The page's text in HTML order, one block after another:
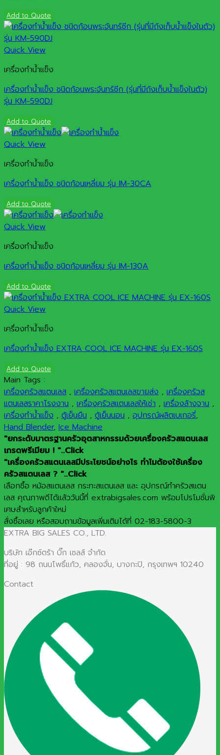
Add to Quote
Quick View
เครื่องทำน้ำแข็ง
เครื่องทำน้ำแข็ง ชนิดก้อนพระจันทร์ซีก (รุ่นที่มีถังเก็บน้ำแข็งในตัว)
รุ่น KM-590DJ
Add to Quote
Quick View
เครื่องทำน้ำแข็ง
เครื่องทำน้ำแข็ง ชนิดก้อนเหลี่ยม รุ่น IM-30CA
Add to Quote
Quick View
เครื่องทำน้ำแข็ง
เครื่องทำน้ำแข็ง ชนิดก้อนเหลี่ยม รุ่น IM-130A
Add to Quote
Quick View
เครื่องทำน้ำแข็ง
เครื่องทำน้ำแข็ง EXTRA COOL ICE MACHINE รุ่น EX-160S
Add to Quote
Main Tags :
เครื่องครัวสแตนเลส , เครื่องครัวสแตนเลสขายส่ง , เครื่องครัวส
แตนเลสราคาโรงงาน , เครื่องครัวสแตนเลสให้เช่า , เครื่องล้างจาน ,
เครื่องทำน้ำแข็ง , ตู้เย็นยืน , ตู้เย็นนอน , อุปกรณ์ผลิตเบเกอรี่,
Hand Blender, Ice Machine
"ยกระดับมาตรฐานครัวอุตสาหกรรมด้วยเครื่องครัวสแตนเลส
เกรดพรีเมียม ! "..Click
"เครื่องครัวสแตนเลสมีประโยชน์อย่างไร ทำไมต้องใช้เครื่อง
ครัวสแตนเลส ? "..Click
เลือกซื้อ หม้อสแตนเลส กระทะสแตนเลส และ อุปกรณ์ทำครัวสแตน
เลส คุณภาพดีได้แล้ววันนี้ที่ extrabigsales.com พร้อมโปรโมชั่นพิ
เศษสำหรับลูกค้าใหม่
สั่งซื้อเลย หรือสอบถามข้อมูลเพิ่มเติมได้ที่ 02-183-5800-3
EXTRA BIG SALES CO., LTD.
บริษัท เอ๊กซ์ตร้า บิ๊ก เซลส์ จำกัด
ที่อยู่ : 98 ถนนโพธิ์แก้ว, คลองจั่น, บางกะปิ, กรุงเทพฯ 10240
Contact